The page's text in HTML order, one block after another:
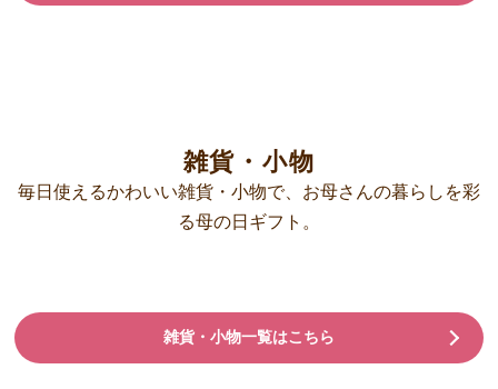
雑貨・小物
毎日使えるかわいい雑貨・小物で、お母さんの暮らしを彩
る母の日ギフト。
雑貨・小物一覧はこちら